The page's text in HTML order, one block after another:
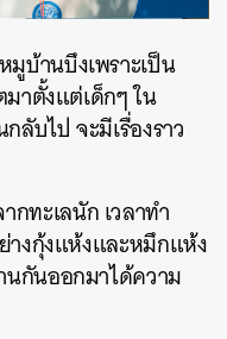
มูบ้านบึงเพราะเป็น
าตั้งแต่เด็กๆ ใน
บไป จะมีเรื่องราว
กทะเลนัก เวลาทำ
างกุ้งแห้งและหมึกแห้ง
กันออกมาได้ความ